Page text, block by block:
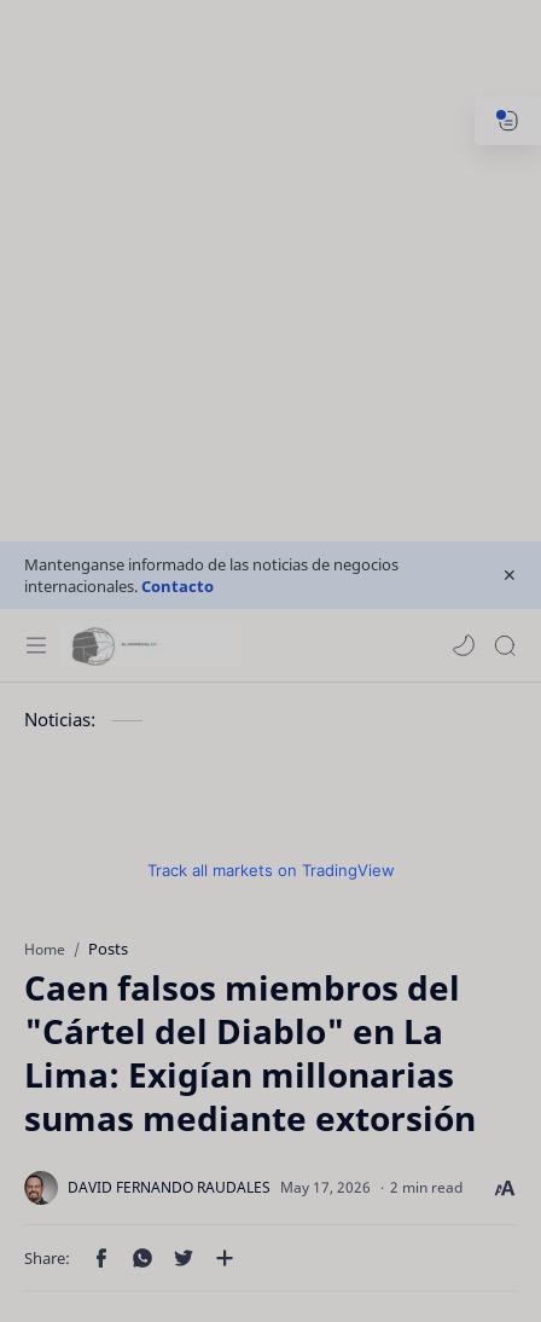
Mantenganse informado de las noticias de negocios
internacionales.Contacto
Noticias:
Track all markets on TradingView
Home Posts
Caen falsos miembros del
"Cártel del Diablo" en La
Lima: Exigían millonarias
sumas mediante extorsión
2 min read